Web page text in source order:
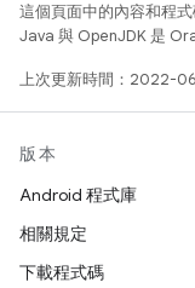
這個頁面中的內容和程
Java 與 OpenJDK 是
上次更新時間：2022-
版本
Android 程式庫
相關規定
下載程式碼